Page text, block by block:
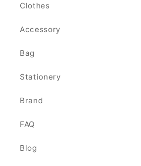
Clothes
Accessory
Bag
Stationery
Brand
FAQ
Blog